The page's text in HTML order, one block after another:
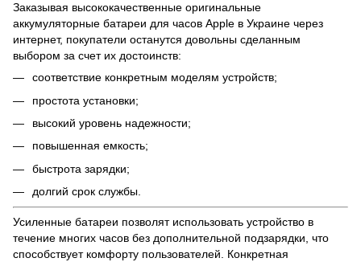
Заказывая высококачественные оригинальные
аккумуляторные батареи для часов Apple в Украине через
интернет, покупатели останутся довольны сделанным
выбором за счет их достоинств:
соответствие конкретным моделям устройств;
простота установки;
высокий уровень надежности;
повышенная емкость;
быстрота зарядки;
долгий срок службы.
Усиленные батареи позволят использовать устройство в
течение многих часов без дополнительной подзарядки, что
способствует комфорту пользователей. Конкретная